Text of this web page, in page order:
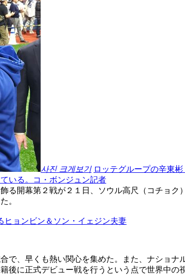
사진 크게보기 ロッテグループの辛東
いる。コ・ボンジュン記者
る開幕第２戦が２１日、ソウル高尺（コチョ
。
ヒョンビン＆ソン・イェジン夫妻
で、早くも熱い関心を集めた。また、ナショ
に正式デビュー戦を行うという点で世界中の